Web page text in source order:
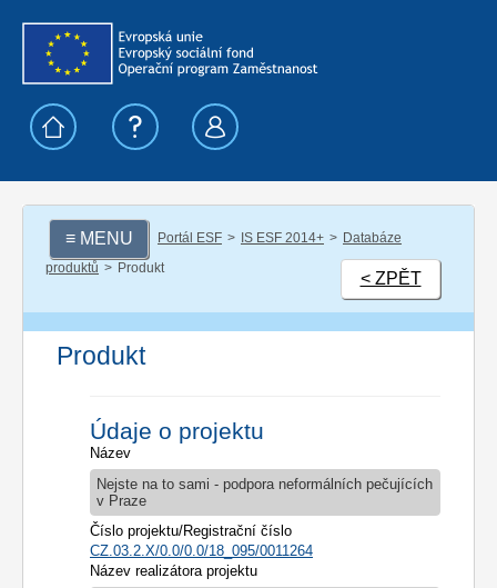
≡ MENU Portál ESF IS ESF 2014+
Databáze
produktů
Produkt
< ZPĚT
Produkt
Údaje o projektu
Název
Nejste na to sami - podpora neformálních pečujících
v Praze
Číslo projektu/Registrační číslo
CZ.03.2.X/0.0/0.0/18_095/0011264
Název realizátora projektu